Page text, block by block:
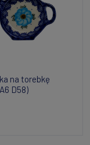
na torebkę
D58)